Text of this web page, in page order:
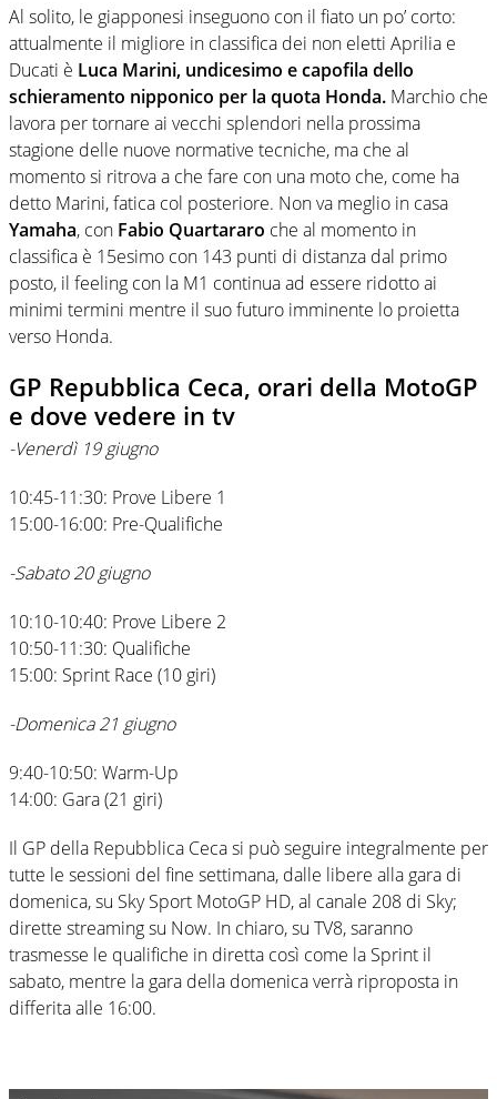
Al solito, le giapponesi inseguono con il fiato un po’ corto:
attualmente il migliore in classifica dei non eletti Aprilia e
Ducati è Luca Marini, undicesimo e capofila dello
schieramento nipponico per la quota Honda. Marchio che
lavora per tornare ai vecchi splendori nella prossima
stagione delle nuove normative tecniche, ma che al
momento si ritrova a che fare con una moto che, come ha
detto Marini, fatica col posteriore. Non va meglio in casa
Yamaha, con Fabio Quartararo che al momento in
classifica è 15esimo con 143 punti di distanza dal primo
posto, il feeling con la M1 continua ad essere ridotto ai
minimi termini mentre il suo futuro imminente lo proietta
verso Honda.
GP Repubblica Ceca, orari della MotoGP
e dove vedere in tv
-Venerdì 19 giugno
10:45-11:30: Prove Libere 1
15:00-16:00: Pre-Qualifiche
-Sabato 20 giugno
10:10-10:40: Prove Libere 2
10:50-11:30: Qualifiche
15:00: Sprint Race (10 giri)
-Domenica 21 giugno
9:40-10:50: Warm-Up
14:00: Gara (21 giri)
Il GP della Repubblica Ceca si può seguire integralmente per
tutte le sessioni del fine settimana, dalle libere alla gara di
domenica, su Sky Sport MotoGP HD, al canale 208 di Sky;
dirette streaming su Now. In chiaro, su TV8, saranno
trasmesse le qualifiche in diretta così come la Sprint il
sabato, mentre la gara della domenica verrà riproposta in
differita alle 16:00.